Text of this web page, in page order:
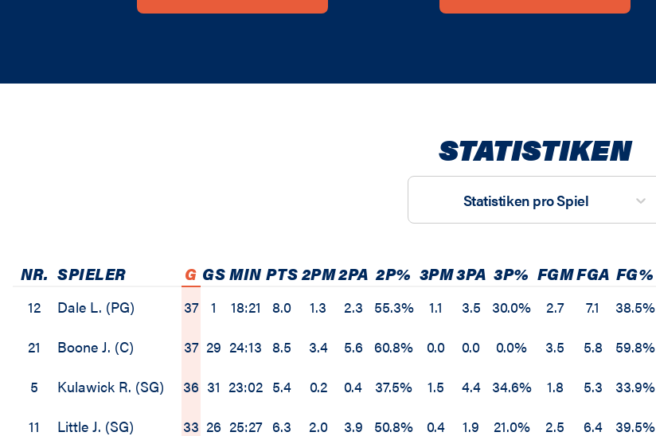
STATISTIKEN
Statistiken pro Spiel
NR. SPIELER G GSMIN PTS2PM2PA 2P% 3PM3PA 3P% FGMFGA FG%
12 Dale L. (PG) 37 1 18:21 8.0 1.3 2.3 55.3% 1.1 3.5 30.0% 2.7 7.1 38.5%
21
Boone J. (C) 37 29 24:13 8.5 3.4 5.6 60.8% 0.0 0.0 0.0% 3.5 5.8 59.8%
5
Kulawick R. (SG) 36 31 23:02 5.4 0.2 0.4 37.5% 1.5 4.4 34.6% 1.8 5.3 33.9%
11
Little J. (SG) 33 26 25:27 6.3 2.0 3.9 50.8% 0.4 1.9 21.0% 2.5 6.4 39.5%